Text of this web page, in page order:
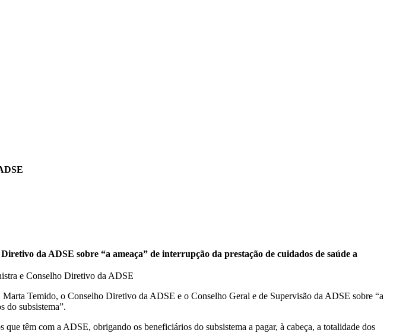
da ADSE sobre “a ameaça” de interrupção da prestação de cuidados de saúde a
Temido, o Conselho Diretivo da ADSE e o Conselho Geral e de Supervisão da ADSE sobre “a
do subsistema”.
têm com a ADSE, obrigando os beneficiários do subsistema a pagar, à cabeça, a totalidade dos